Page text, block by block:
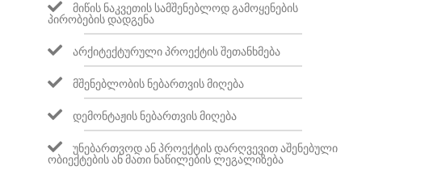
ᲛᲘᲬᲘᲡ ᲜᲐᲙᲕᲔᲗᲘᲡ ᲡᲐᲛᲨᲔᲜᲔᲑᲚᲝᲓ ᲒᲐᲛᲝᲧᲔᲜᲔᲑᲘᲡ
ᲞᲘᲠᲝᲑᲔᲑᲘᲡ ᲓᲐᲓᲒᲔᲜᲐ
ᲐᲠᲥᲘᲢᲔᲥᲢᲣᲠᲣᲚᲘ ᲞᲠᲝᲔᲥᲢᲘᲡ ᲨᲔᲗᲐᲜᲮᲛᲔᲑᲐ
ᲛᲨᲔᲜᲔᲑᲚᲝᲑᲘᲡ ᲜᲔᲑᲐᲠᲗᲕᲘᲡ ᲛᲘᲦᲔᲑᲐ
ᲓᲔᲛᲝᲜᲢᲐᲟᲘᲡ ᲜᲔᲑᲐᲠᲗᲕᲘᲡ ᲛᲘᲦᲔᲑᲐ
ᲣᲜᲔᲑᲐᲠᲗᲕᲝᲓ ᲐᲜ ᲞᲠᲝᲔᲥᲢᲘᲡ ᲓᲐᲠᲦᲕᲔᲕᲘᲗ ᲐᲨᲔᲜᲔᲑᲣᲚᲘ
ᲝᲑᲘᲔᲥᲢᲔᲑᲘᲡ ᲐᲜ ᲛᲐᲗᲘ ᲜᲐᲬᲘᲚᲔᲑᲘᲡ ᲚᲔᲒᲐᲚᲘᲖᲔᲑᲐ